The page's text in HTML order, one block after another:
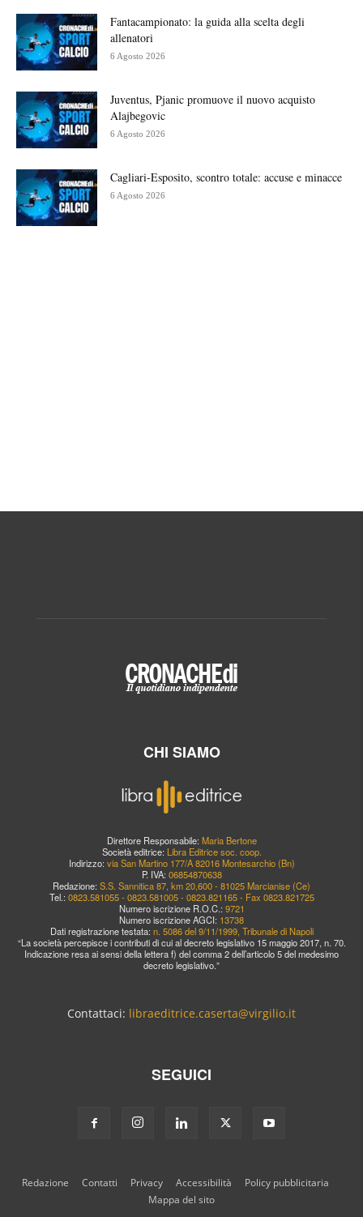
Fantacampionato: la guida alla scelta degli
allenatori
6 Agosto 2026
Juventus, Pjanic promuove il nuovo acquisto
Alajbegovic
6 Agosto 2026
Cagliari-Esposito, scontro totale: accuse e minacce
6 Agosto 2026
CHI SIAMO
Direttore Responsabile: Maria Bertone
Società editrice: Libra Editrice soc. coop.
Indirizzo: via San Martino 177/A 82016 Montesarchio (Bn)
P. IVA: 06854870638
Redazione: S.S. Sannitica 87, km 20,600 - 81025 Marcianise (Ce)
Tel.: 0823.581055 - 0823.581005 - 0823.821165 - Fax 0823.821725
Numero iscrizione R.O.C.: 9721
Numero iscrizione AGCI: 13738
Dati registrazione testata: n. 5086 del 9/11/1999, Tribunale di Napoli
“La società percepisce i contributi di cui al decreto legislativo 15 maggio 2017, n. 70.
Indicazione resa ai sensi della lettera f) del comma 2 dell’articolo 5 del medesimo
decreto legislativo.”
Contattaci: libraeditrice.caserta@virgilio.it
SEGUICI
Redazione Contatti Privacy Accessibilità
Policy pubblicitaria
Mappa del sito